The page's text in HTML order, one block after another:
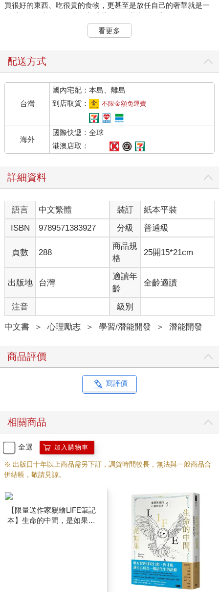
買很好的東西、吃很貴的食物，更甚至是放任自己的奢華就是一
種愛自己的舉動。但事實上「愛自己」其實是件與任何的外在物
質無關，而是與你的內在息息相關的舉動。
常得忍受對方的家庭暗箭傷人。她的老公雖然知道這個狀況卻從
大獨立後就離婚。這讓我想起了我的童年記憶裡，我的父親也會
家暴，有時還會抓著我媽的頭去撞牆撞到流血。如果當初我媽拿
著「為了小孩」的名義硬是強迫自己跟我爸住在一起的話，那麼
我相信今日的我就不會是我，而是早不知道進了幾次感化院的人
了。
很多父母會認為要為小孩子犧牲自己的幸福。所以即便婚姻裡面
臨家暴或是言語霸淩，都會選擇要給小孩一個看似完整的家庭而
暴，你也希望她忍耐嗎？」朋友回答說：「我當然會希望她離
開。」 這麼理所當然的答案讓我不禁質疑：為什麼人都知道要保
護自己的女兒卻不知道要保護自己呢？
身為父母的我們常常希望把最好的給小孩子，卻常常忘了自己才
是小孩最好的榜樣。如果你把一個小孩子放在一個人們常常互罵
的環境裡，他就會覺得罵人是一件理所當然的事。如果你把小孩
子放在一個父母天天爭吵的環境，小孩子長大結婚以後，他自然
也會覺得天天爭吵件再平常不過的事。同樣的道理，當你允許自
己忍受另一半的言語霸淩與肢體傷害的時候，你的小孩自然而然
地也會覺得自己在婚姻裡就是要委屈自己（抑或是壓迫另一
半），不是嗎？
當我建議你要「愛自己」的時候，其實是希望你能夠把自己當成
自己的小孩對待。即便你今天不是個父母也沒有小孩，那麼就想
像同樣的處境發生在你最喜歡的人或是貓、狗、寵物身上的時
許這樣的事情發生？若是有人濫罵、貶低他們的時候，你是否也
可以接受？如果你的答案是否定的，那麼現在的你又會怎麼做
有些時候當我在建議客戶要愛自己的時候，有也人會義正嚴辭地
中國人有句話叫作『己所不欲，勿施於人』，也就是自己不想要
的事物不要加諸在他人身上。當一個人徹底地了解「愛自己」的
同時，自然而然地也會明白如何尊重他人。
「愛自己」這件事其實建立在很大的尊重平台上。這也就是說，
當你懂得愛自己的時候，你不止會尊重自己是個獨立個體，同時
你也會尊重別人是個獨立個體。在靈魂進化的路上，「愛自己」
是門基礎課程。因為一個不懂得愛自己的人根本沒有辨法去愛別
人。所以如果你還不知道「愛自己」該怎麼開始著手的話，那我
會建議你先從照顧好自己的身體開始，吃對身體有益的食物，做
一些可以幫助你的身體強壯的運動。除此之外也要懂得保護好自
己，懂得拒絕忍受他人的攻擊，抑或是選擇離開傷害你的人⋯⋯
因為有些時候，「離開」本身就是一門功課。學會在精神上、心
理上、身體上照顧好自己才是「愛自己」的重要基礎喔。被附身
看更多
配送方式
台灣
國內宅配：本島、離島
到店取貨：
不限金額免運費
海外
國際快遞：全球
港澳店取：
詳細資料
語言 中文繁體 裝訂
紙本平裝
ISBN
9789571383927 分級 普通級
頁數 288
商品規
格
25開15*21cm
出版地 台灣
適讀年
齡
全齡適讀
注音 級別
中文書 ＞ 心理勵志 ＞ 學習/潛能開發 ＞ 潛能開發
商品評價
寫評價
相關商品
全選 加入購物車
※ 出版日十年以上商品需另下訂，調貨時間較長，無法與一般商品合
併結帳，敬請見諒。
【限量送作家親繪LIFE筆記
本】生命的中間，是如果：